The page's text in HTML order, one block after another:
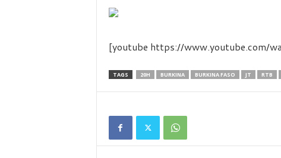
d
k
[youtube https://www.youtube.com/
TAGS 20H BURKINA BURKINA FASO JT RTB